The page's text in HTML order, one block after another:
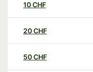
10CHF
20CHF
50CHF